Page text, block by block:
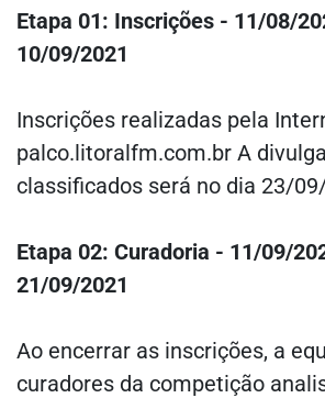
Etapa 01: Inscrições - 11/08/
10/09/2021
Inscrições realizadas pela
palco.litoralfm.com.br A
classificados será no dia 23/
Etapa 02: Curadoria - 11/09/
21/09/2021
Ao encerrar as inscrições, a
curadores da competição